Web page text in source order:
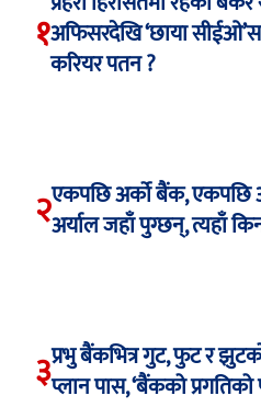
१अफिसरदेखि ‘छाया
करियर पतन ?
२एकपछि अर्को बैंक, एकपछि
अर्याल जहाँ पुग्छन्, त्यहाँ
३प्रभु बैंकभित्र गुट, फुट र
प्लान पास, ‘बैंकको